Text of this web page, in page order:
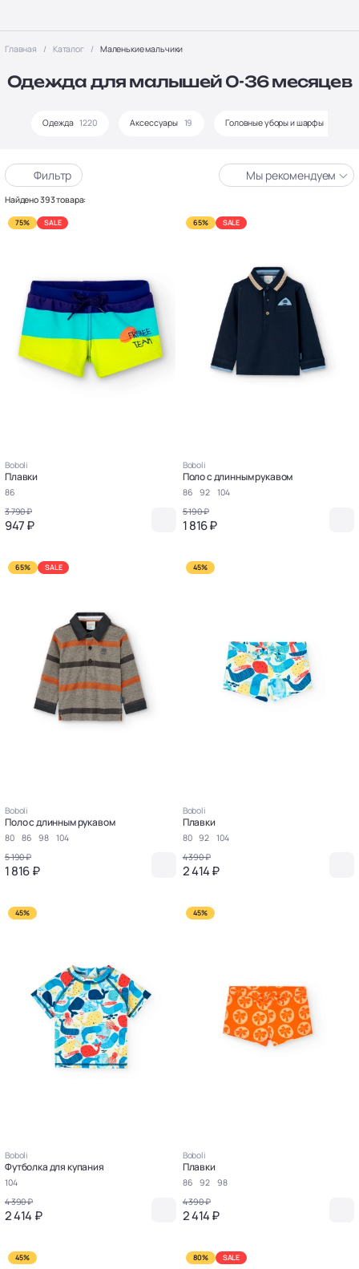
Главная Каталог Маленькие мальчики
Одежда для малышей 0-36 месяцев
Одежда 1220 Аксессуары 19 Головные уборы и шарфы
Фильтр Мы рекомендуем
Найдено 393 товара:
75% SALE
Boboli
Плавки
86
3 790 ₽
947 ₽
65% SALE
Boboli
Поло с длинным рукавом
86 92
104
5 190 ₽
1 816 ₽
65% SALE
Boboli
Поло с длинным рукавом
80 86 98
104
5 190 ₽
1 816 ₽
45%
Boboli
Плавки
80 92
104
4 390 ₽
2 414 ₽
45%
Boboli
Футболка для купания
104
4 390 ₽
2 414 ₽
45%
Boboli
Плавки
86 92
98
4 390 ₽
2 414 ₽
45% 80% SALE